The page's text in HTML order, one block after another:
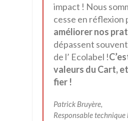
impact ! Nous
cesse en réflexion
améliorer nos
dépassent
de l’ Ecolabel !
valeurs du Cart,
fier !
Patrick Bruyère,
Responsable technique